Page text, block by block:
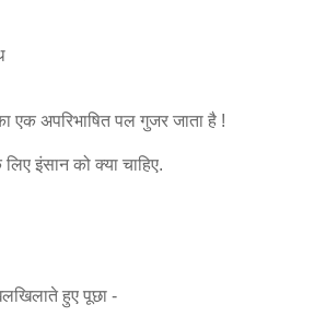
अपरिभाषित पल गुजर जाता है !
इंसान को क्या चाहिए.
हुए पूछा -